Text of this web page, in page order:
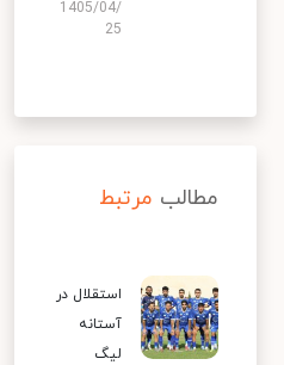
1405/04/
25
مطالب مرتبط
استقلال در
آستانه
لیگ